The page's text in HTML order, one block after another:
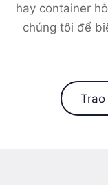
hay container
chúng tôi để